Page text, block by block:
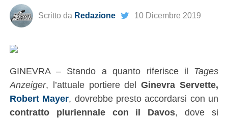
Scritto da Redazione 10 Dicembre 2019
GINEVRA – Stando a quanto riferisce il Tages
Anzeiger, l’attuale portiere delGinevra Servette,
Robert Mayer, dovrebbe presto accordarsi con un
contratto pluriennale con il Davos, dove si